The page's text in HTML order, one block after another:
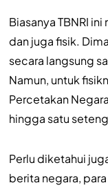
Biasanya TBNRI
dan juga fisik.
secara langsung
Namun, untuk
Percetakan
hingga satu
Perlu diketahui
berita negara,